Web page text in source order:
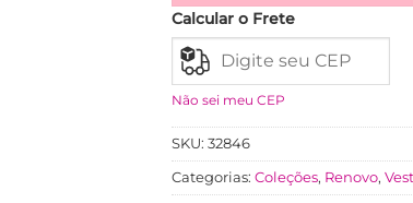
Calcular o Frete
Não sei meu CEP
SKU: 32846
Categorias: Coleções, Renovo,